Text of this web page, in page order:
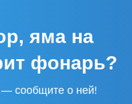
яма на
фонарь?
— сообщите о ней!